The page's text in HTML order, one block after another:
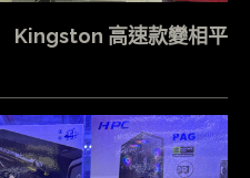
Kingston 高速款變相平